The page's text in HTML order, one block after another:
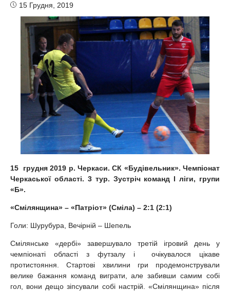
15 Грудня, 2019
15 грудня 2019 р. Черкаси. СК «Будівельник». Чемпіонат
Черкаської області. 3тур. Зустріч команд І ліги, групи
«Б».
«Смілянщина» – «Патріот» (Сміла) – 2:1 (2:1)
Голи: Шурубура, Вечірній – Шепель
Смілянське «дербі» завершувало третій ігровий день у
чемпіонаті області з футзалу і очікувалося цікаве
протистояння. Стартові хвилини гри продемонстрували
велике бажання команд виграти, але забивши самим собі
гол, вони дещо зіпсували собі настрій. «Смілянщина» після